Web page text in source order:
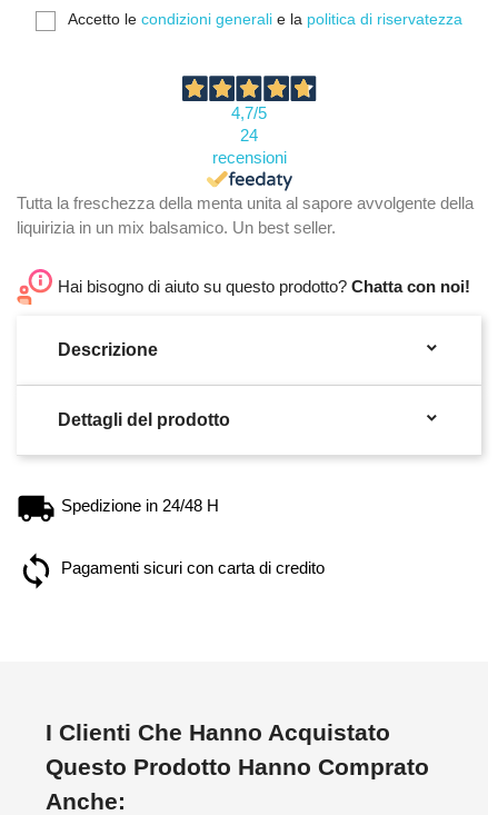
Accetto le condizioni generali e la politica di riservatezza
4,7/5
24
recensioni
Tutta la freschezza della menta unita al sapore avvolgente della
liquirizia in un mix balsamico. Un best seller.
Hai bisogno di aiuto su questo prodotto? Chatta con noi!
Descrizione 
Dettagli del prodotto 
Spedizione in 24/48 H
Pagamenti sicuri con carta di credito
I Clienti Che Hanno Acquistato
Questo Prodotto Hanno Comprato
Anche: